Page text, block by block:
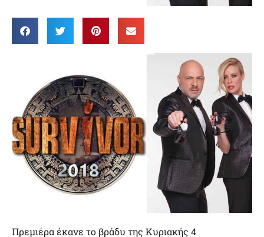
Πρεμιέρα έκανε το βράδυ της Κυριακής 4